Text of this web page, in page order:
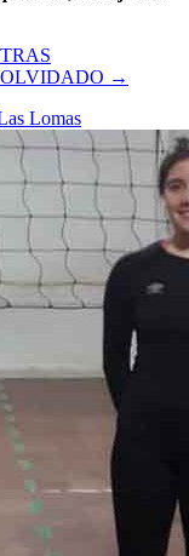
→
Lomas